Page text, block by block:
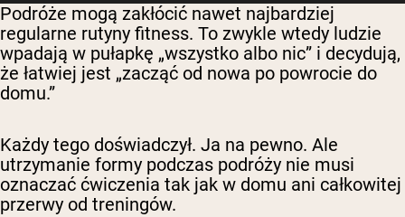
Podróże mogą zakłócić nawet najbardziej
regularne rutyny fitness. To zwykle wtedy ludzie
wpadają w pułapkę „wszystko albo nic” i decydują,
że łatwiej jest „zacząć od nowa po powrocie do
domu.”
Każdy tego doświadczył. Ja na pewno. Ale
utrzymanie formy podczas podróży nie musi
oznaczać ćwiczenia tak jak w domu ani całkowitej
przerwy od treningów.